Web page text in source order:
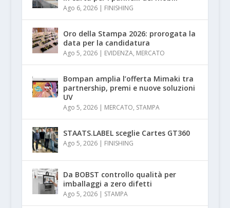
Ago 6, 2026| FINISHING
Oro della Stampa 2026: prorogata la
data per la candidatura
Ago 5, 2026| EVIDENZA, MERCATO
Bompan amplia l’offerta Mimaki tra
partnership, premi e nuove soluzioni
UV
Ago 5, 2026| MERCATO, STAMPA
STAATS.LABEL sceglie Cartes GT360
Ago 5, 2026| FINISHING
Da BOBST controllo qualità per
imballaggi a zero difetti
Ago 5, 2026| STAMPA